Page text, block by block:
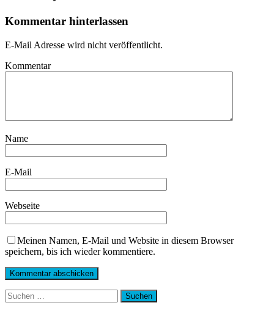
Kommentar hinterlassen
E-Mail Adresse wird nicht veröffentlicht.
Kommentar
Name
E-Mail
Webseite
Meinen Namen, E-Mail und Website in diesem Browser
speichern, bis ich wieder kommentiere.
Suchen
nach: